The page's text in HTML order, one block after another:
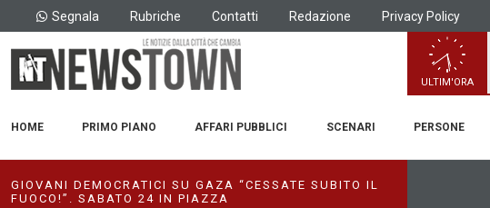
Segnala Rubriche Contatti Redazione Privacy Policy
ULTIM'ORA
HOME PRIMO PIANO AFFARI PUBBLICI SCENARI PERSONE
GIOVANI DEMOCRATICI SU GAZA “CESSATE SUBITO IL
FUOCO!”. SABATO 24 IN PIAZZA